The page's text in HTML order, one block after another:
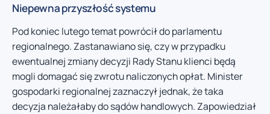
Niepewna przyszłość systemu
Pod koniec lutego temat powrócił do parlamentu
regionalnego. Zastanawiano się, czy w przypadku
ewentualnej zmiany decyzji Rady Stanu klienci będą
mogli domagać się zwrotu naliczonych opłat. Minister
gospodarki regionalnej zaznaczył jednak, że taka
decyzja należałaby do sądów handlowych. Zapowiedział